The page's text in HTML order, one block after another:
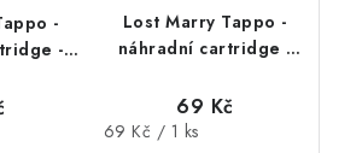
-
-
Lost Marry Tappo -
náhradní cartridge -
meloun) 17mg
69 Kč
Měrná
69 Kč / 1 ks